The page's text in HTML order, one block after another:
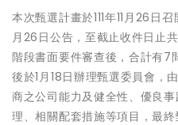
本次甄選計畫於111年11月26日
月26日公告，至截止收件日止
階段書面要件審查後，合計有7
後於1月18日辦理甄選委員會，
商之公司能力及健全性、優良
理、相關配套措施等項目，最